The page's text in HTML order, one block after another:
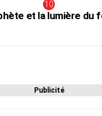
et la lumière du
Publicité